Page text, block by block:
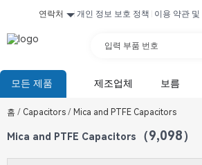
연락처 개인 정보 보호 정책 이용 약관 및
입력 부품 번호
모든 제품 제조업체 보름
홈 / Capacitors / Mica and PTFE Capacitors
Mica and PTFE Capacitors （9,098）